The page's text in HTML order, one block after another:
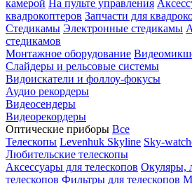
камерой На пульте управления
квадрокоптеров Запчасти для
Стедикамы Электронные стедикамы
стедикамов
Монтажное оборудование
Слайдеры и рельсовые системы
Видоискатели и фоллоу-фокусы
Аудио рекордеры
Видеосендеры
Видеорекордеры
Оптические приборы Все
Телескопы Levenhuk Skyline Sky-
Любительские телескопы
Аксессуары для телескопов Окуляры,
телескопов Фильтры для телескопов